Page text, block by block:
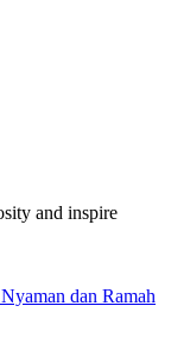
and inspire
dan Ramah